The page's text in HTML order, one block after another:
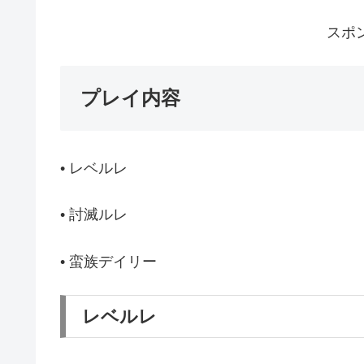
スポ
プレイ内容
• レベルレ
• 討滅ルレ
• 蛮族デイリー
レベルレ